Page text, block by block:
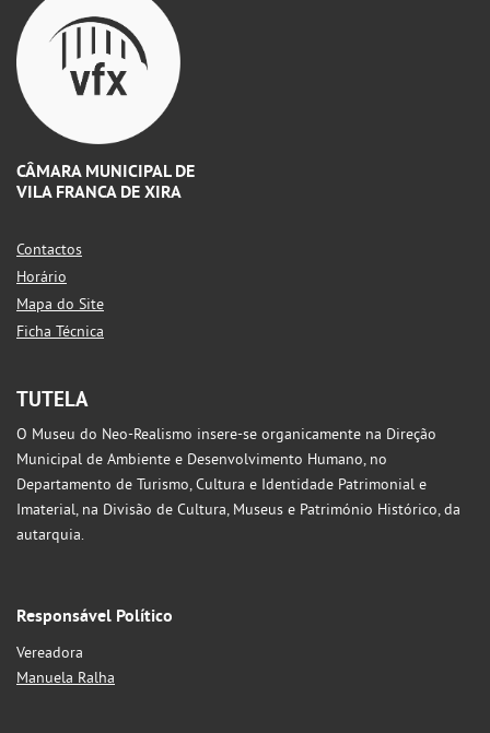
CÂMARA MUNICIPAL DE
VILA FRANCA DE XIRA
Contactos
Horário
Mapa do Site
Ficha Técnica
TUTELA
O Museu do Neo-Realismo insere-se organicamente na Direção
Municipal de Ambiente e Desenvolvimento Humano, no
Departamento de Turismo, Cultura e Identidade Patrimonial e
Imaterial, na Divisão de Cultura, Museus e Património Histórico, da
autarquia.
Responsável Político
Vereadora
Manuela Ralha